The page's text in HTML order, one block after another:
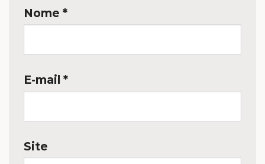
Nome *
E-mail *
Site